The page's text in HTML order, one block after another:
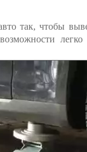
так, чтобы